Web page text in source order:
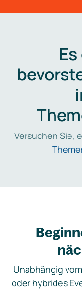
Versuchen Sie,
Unabhängig
oder hybrides